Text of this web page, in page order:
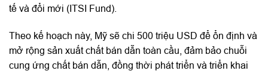
tế và đổi mới (ITSI Fund).
Theo kế hoạch này, Mỹ sẽ chi 500 triệu USD để ổn định và
mở rộng sản xuất chất bán dẫn toàn cầu, đảm bảo chuỗi
cung ứng chất bán dẫn, đồng thời phát triển và triển khai